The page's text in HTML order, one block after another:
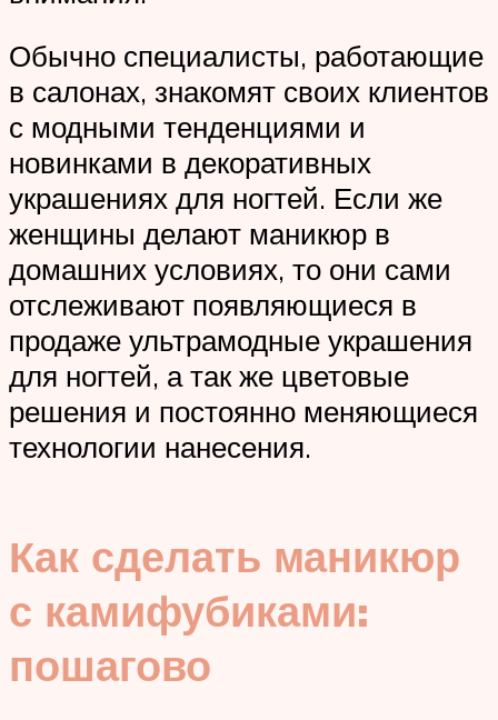
Обычно специалисты, работающие
в салонах, знакомят своих клиентов
с модными тенденциями и
новинками в декоративных
украшениях для ногтей. Если же
женщины делают маникюр в
домашних условиях, то они сами
отслеживают появляющиеся в
продаже ультрамодные украшения
для ногтей, а так же цветовые
решения и постоянно меняющиеся
технологии нанесения.
Как сделать маникюр
с камифубиками:
пошагово